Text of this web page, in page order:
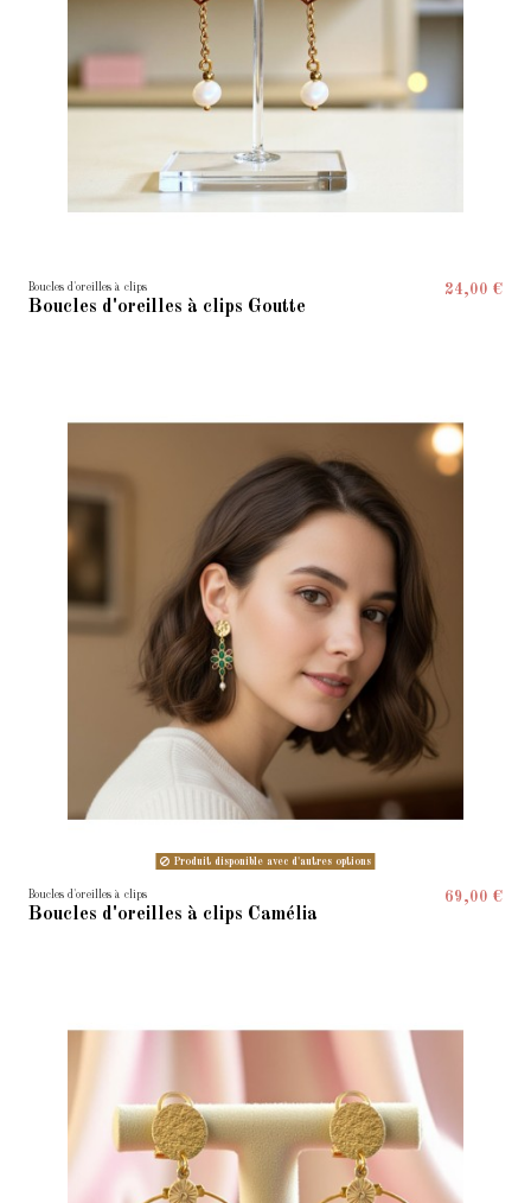
Boucles d'oreilles à clips
Boucles d'oreilles à clips Goutte
24,00 €
Produit disponible avec d'autres options
Boucles d'oreilles à clips
Boucles d'oreilles à clips Camélia
69,00 €